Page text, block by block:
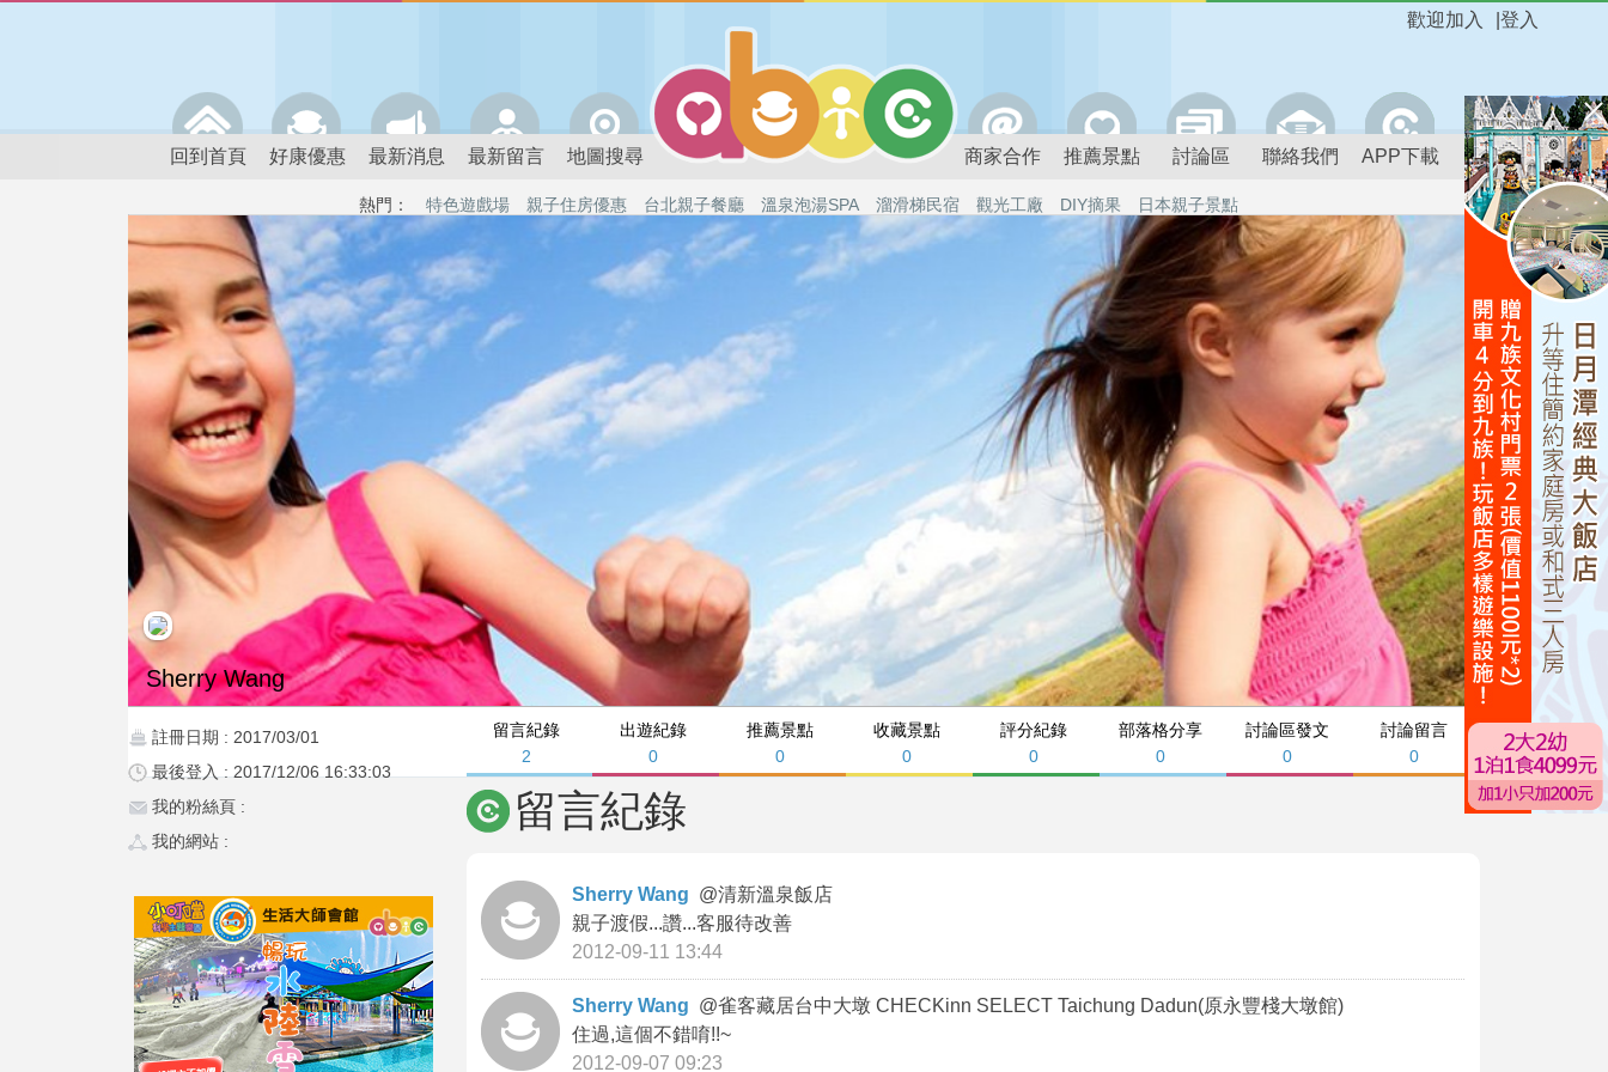
登入
歡迎加入
回到首頁 好康優惠 最新消息 最新留言 地圖搜尋 商家合作 推薦景點 討論區 聯絡我們 APP下載
熱門： 特色遊戲場 親子住房優惠 台北親子餐廳 溫泉泡湯SPA 溜滑梯民宿 觀光工廠 DIY摘果 日本親子景點
留言紀錄
2
出遊紀錄
0
推薦景點
0
收藏景點
0
評分紀錄
0
部落格分享
0
討論區發文
0
討論留言
0
Sherry Wang
註冊日期 : 2017/03/01
最後登入 : 2017/12/06 16:33:03
我的粉絲頁 :
我的網站 :
留言紀錄
Sherry Wang @清新溫泉飯店
親子渡假...讚...客服待改善
2012-09-11 13:44
Sherry Wang @雀客藏居台中⼤墩 CHECKinn SELECT Taichung Dadun(原永豐棧大墩館)
住過,這個不錯唷!!~
2012-09-07 09:23